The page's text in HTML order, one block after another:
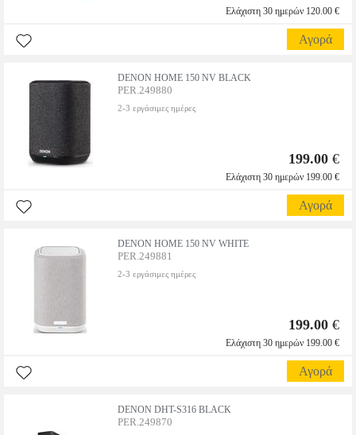
Ελάχιστη 30 ημερών 120.00 €
Αγορά
DENON HOME 150 NV BLACK
PER.249880
2-3 εργάσιμες ημέρες
199.00 €
Ελάχιστη 30 ημερών 199.00 €
Αγορά
DENON HOME 150 NV WHITE
PER.249881
2-3 εργάσιμες ημέρες
199.00 €
Ελάχιστη 30 ημερών 199.00 €
Αγορά
DENON DHT-S316 BLACK
PER.249870